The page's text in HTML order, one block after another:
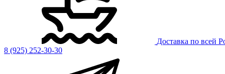
Доставка по всей
8 (925) 252-30-30